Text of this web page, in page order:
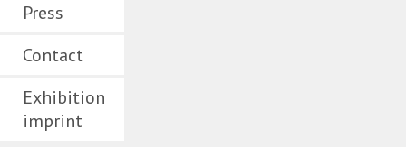
Press
Contact
Exhibition
imprint